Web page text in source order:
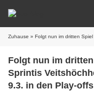
Zuhause » Folgt nun im dritten Spiel der Finaleinzug? -
Folgt nun im
Sprintis
9.3. in den Play-